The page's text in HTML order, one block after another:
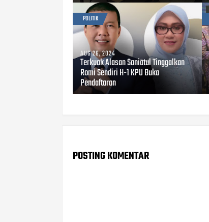
POLITIK
AUG 26, 2024
Terkuak Alasan Saniatul Tinggalkan
Romi Sendiri H-1 KPU Buka
Pendaftaran
POSTING KOMENTAR